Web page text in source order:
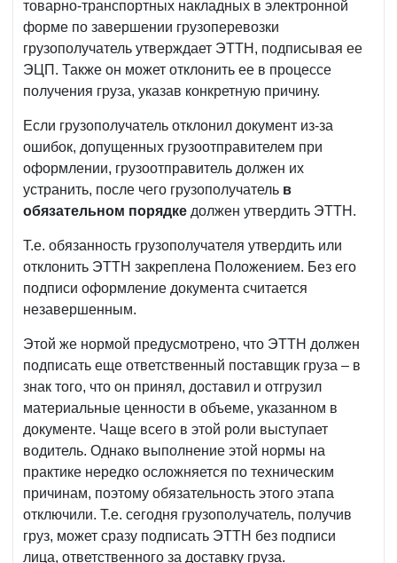
товарно-транспортных накладных в электронной
форме по завершении грузоперевозки
грузополучатель утверждает ЭТТН, подписывая ее
ЭЦП. Также он может отклонить ее в процессе
получения груза, указав конкретную причину.
Если грузополучатель отклонил документ из-за
ошибок, допущенных грузоотправителем при
оформлении, грузоотправитель должен их
устранить, после чего грузополучатель в
обязательном порядке должен утвердить ЭТТН.
Т.е. обязанность грузополучателя утвердить или
отклонить ЭТТН закреплена Положением. Без его
подписи оформление документа считается
незавершенным.
Этой же нормой предусмотрено, что ЭТТН должен
подписать еще ответственный поставщик груза – в
знак того, что он принял, доставил и отгрузил
материальные ценности в объеме, указанном в
документе. Чаще всего в этой роли выступает
водитель. Однако выполнение этой нормы на
практике нередко осложняется по техническим
причинам, поэтому обязательность этого этапа
отключили. Т.е. сегодня грузополучатель, получив
груз, может сразу подписать ЭТТН без подписи
лица, ответственного за доставку груза.